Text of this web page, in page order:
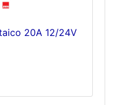
20A 12/24V